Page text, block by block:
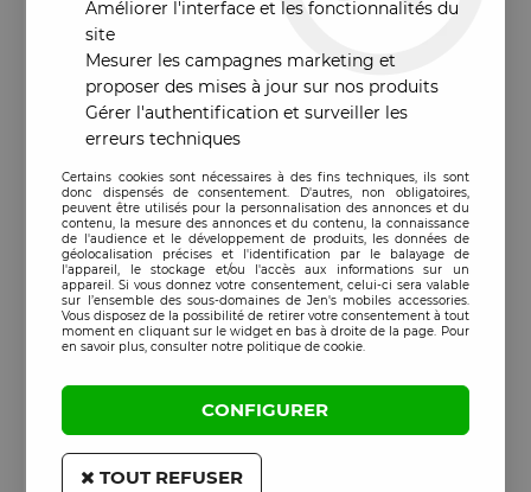
Améliorer l'interface et les fonctionnalités du
site
Mesurer les campagnes marketing et
proposer des mises à jour sur nos produits
Gérer l'authentification et surveiller les
erreurs techniques
Certains cookies sont nécessaires à des fins techniques, ils sont
donc dispensés de consentement. D'autres, non obligatoires,
peuvent être utilisés pour la personnalisation des annonces et du
contenu, la mesure des annonces et du contenu, la connaissance
de l'audience et le développement de produits, les données de
géolocalisation précises et l'identification par le balayage de
l'appareil, le stockage et/ou l'accès aux informations sur un
appareil. Si vous donnez votre consentement, celui-ci sera valable
sur l’ensemble des sous-domaines de Jen's mobiles accessories.
Vous disposez de la possibilité de retirer votre consentement à tout
moment en cliquant sur le widget en bas à droite de la page. Pour
en savoir plus, consulter notre politique de cookie.
CONFIGURER
TOUT REFUSER